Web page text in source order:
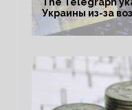
The Telegraph
Украины из-за